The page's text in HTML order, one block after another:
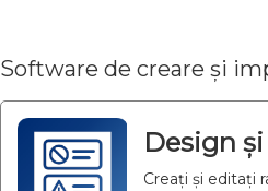
Software de creare și
Design
Creați și editați